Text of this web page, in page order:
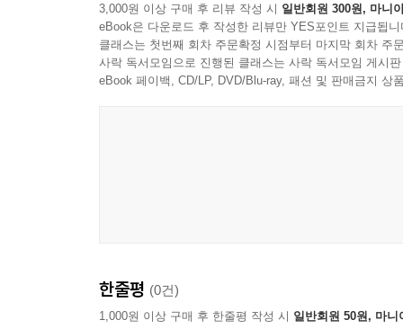
이 책은 정자체를 견본으로 큰 칸, 작은 칸, 줄 칸
것입니다. 글씨를 바르게 쓰는 것은 마음을 바
형성뿐 아니라 한글을 사랑하는 마음도 기를 수
3. 핸드폰이 노트보다 친숙해 손글씨 쓰기가 귀찮
4. 속담도 외우면서 글씨연습도 해보고 싶은 똑똑
3,000원 이상 구매 후 리뷰 작성 시 일반회원 300원, 마니
eBook은 다운로드 후 작성한 리뷰만 YES포인트 지급됩니
클래스는 첫번째 회차 주문확정 시점부터 마지막 회차 주
사락 독서모임으로 진행된 클래스는 사락 독서모임 게시
eBook 페이백, CD/LP, DVD/Blu-ray, 패션 및 판매금지 상
한줄평 (0건)
1,000원 이상 구매 후 한줄평 작성 시 일반회원 50원, 마니